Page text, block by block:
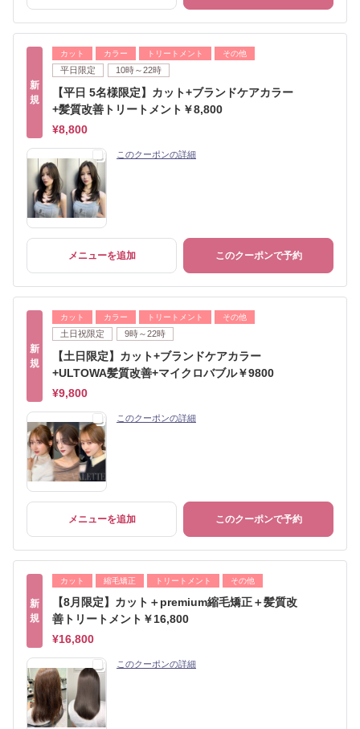
新
規
カット カラー トリートメント その他
平日限定 10時～22時
【平日 5名様限定】カット+ブランドケアカラー
+髪質改善トリートメント￥8,800
¥8,800
このクーポンの詳細
メニューを追加 このクーポンで予約
新
規
カット カラー トリートメント その他
土日祝限定 9時～22時
【土日限定】カット+ブランドケアカラー
+ULTOWA髪質改善+マイクロバブル￥9800
¥9,800
このクーポンの詳細
メニューを追加 このクーポンで予約
新
規
カット 縮毛矯正 トリートメント その他
【8月限定】カット＋premium縮毛矯正＋髪質改
善トリートメント￥16,800
¥16,800
このクーポンの詳細